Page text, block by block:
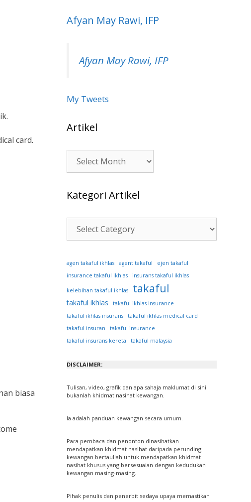
card.
biasa
Afyan May Rawi, IFP
Afyan May Rawi, IFP
My Tweets
Artikel
Artikel
Kategori Artikel
Kategori
Artikel
agen takaful ikhlas agent takaful ejen takaful
insurance takaful ikhlas insurans takaful ikhlas
kelebihan takaful ikhlas takaful
takaful ikhlas
takaful ikhlas insurance
takaful ikhlas insurans
takaful ikhlas medical card
takaful insuran
takaful insurance
takaful insurans kereta
takaful malaysia
DISCLAIMER:
Tulisan, video, grafik dan apa sahaja maklumat di sini
bukanlah khidmat nasihat kewangan.
Ia adalah panduan kewangan secara umum.
Para pembaca dan penonton dinasihatkan
mendapatkan khidmat nasihat daripada perunding
kewangan bertauliah untuk mendapatkan khidmat
nasihat khusus yang bersesuaian dengan kedudukan
kewangan masing-masing.
Pihak penulis dan penerbit sedaya upaya memastikan